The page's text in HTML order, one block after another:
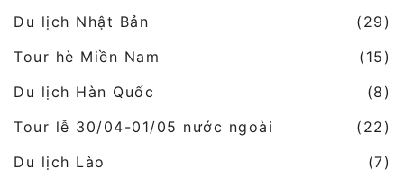
Du lịch Nhật Bản
(29)
Tour hè Miền Nam
(15)
Du lịch Hàn Quốc
(8)
Tour lễ 30/04-01/05 nước ngoài
(22)
Du lịch Lào
(7)